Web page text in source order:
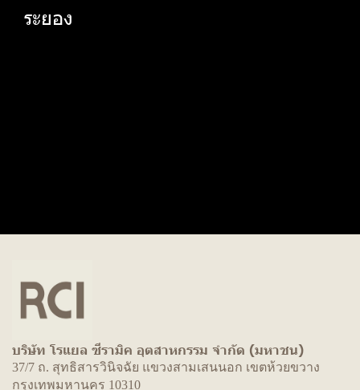
ระยอง
บริษัท โรแยล ซีรามิค อุตสาหกรรม จำกัด (มหาชน)
37/7 ถ. สุทธิสารวินิจฉัย แขวงสามเสนนอก เขตห้วยขวาง
กรุงเทพมหานคร 10310